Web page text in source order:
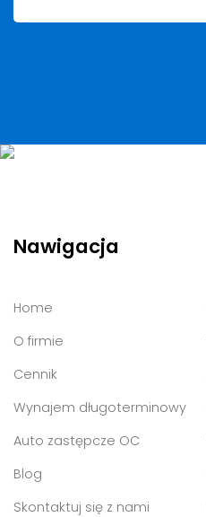
Nawigacja
Home
O firmie
Cennik
Wynajem długoterminowy
Auto zastępcze OC
Blog
Skontaktuj się z nami